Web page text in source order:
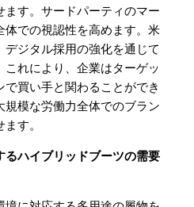
す。サードパーティのマー
での視認性を高めます。米
ジタル採用の強化を通じて
これにより、企業はターゲッ
で買い手と関わることができ
規模な労働力全体でのブラン
す。
るハイブリッドブーツの需要